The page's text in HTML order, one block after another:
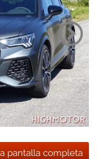
pantalla completa